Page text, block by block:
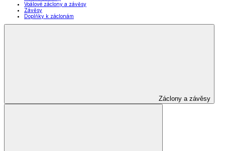
Voálové záclony a závěsy
Závěsy
Doplňky k záclonám
Záclony a závěsy